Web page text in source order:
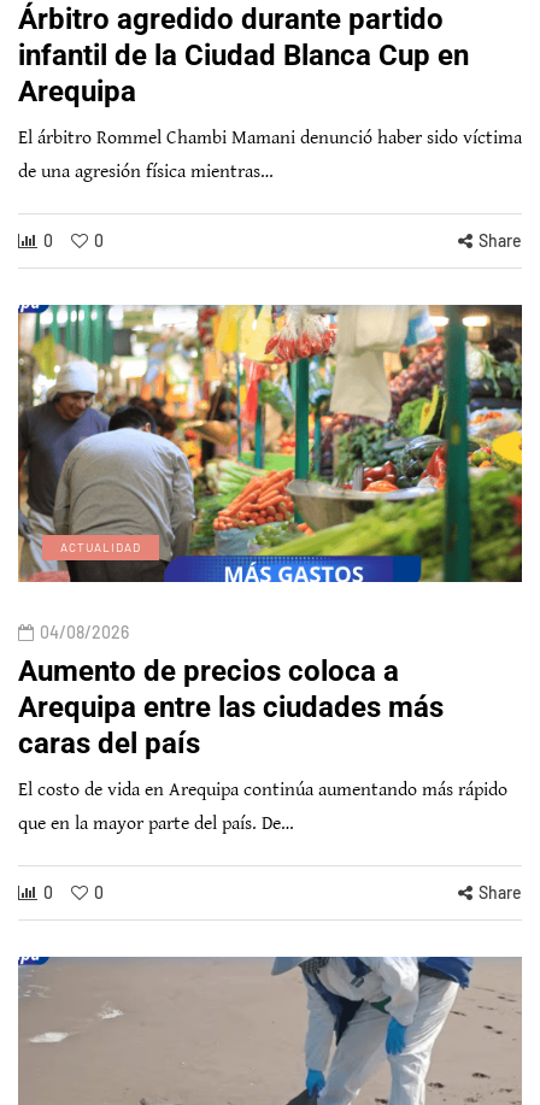
Árbitro agredido durante partido
infantil de la Ciudad Blanca Cup en
Arequipa
El árbitro Rommel Chambi Mamani denunció haber sido víctima
de una agresión física mientras…
0 0 Share
ACTUALIDAD
04/08/2026
Aumento de precios coloca a
Arequipa entre las ciudades más
caras del país
El costo de vida en Arequipa continúa aumentando más rápido
que en la mayor parte del país. De…
0 0 Share